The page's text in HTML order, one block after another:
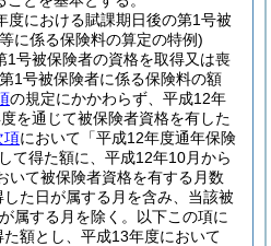
度における賦課期日後の第1号被
に係る保険料の算定の特例)
1号被保険者の資格を取得又は喪
1号被保険者に係る保険料の額
の規定にかかわらず、平成12年
を通じて被保険者資格を有した
項において「平成12年度通年保険
て得た額に、平成12年10月から
いて被保険者資格を有する月数
た日が属する月を含み、当該被
属する月を除く。以下この項に
た額とし、平成13年度において